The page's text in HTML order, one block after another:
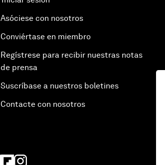
Asóciese con nosotros
Conviértase en miembro
Regístrese para recibir nuestras notas
de prensa
Suscríbase a nuestros boletines
Contacte con nosotros